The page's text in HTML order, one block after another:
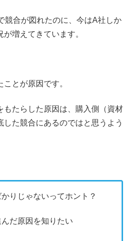
競合が図れたのに、今はA社しか
増えてきています。
とが原因です。
もたらした原因は、購入側（資材
た競合にあるのではと思うよう
りじゃないってホント？
んだ原因を知りたい